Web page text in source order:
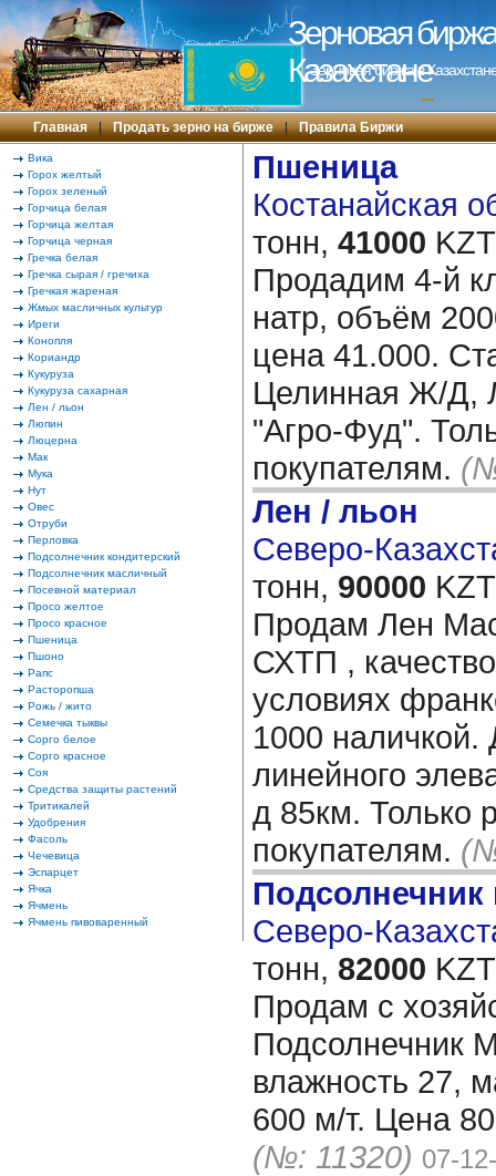
Зерновая
Казахстане
Зерновая биржа в
---
Главная | Продать зерно на бирже | Правила Биржи
Вика
Горох желтый
Горох зеленый
Горчица белая
Горчица желтая
Горчица черная
Гречка белая
Гречка сырая / гречиха
Гречкая жареная
Жмых масличных культур
Иреги
Конопля
Кориандр
Кукуруза
Кукуруза сахарная
Лен / льон
Люпин
Люцерна
Мак
Мука
Нут
Овес
Отруби
Перловка
Подсолнечник кондитерский
Подсолнечник масличный
Посевной материал
Просо желтое
Просо красное
Пшеница
Пшоно
Рапс
Расторопша
Рожь / жито
Семечка тыквы
Сорго белое
Сорго красное
Соя
Средства защиты растений
Тритикалей
Удобрения
Фасоль
Чечевица
Эспарцет
Ячка
Ячмень
Ячмень пивоваренный
Пшеница
Костанайская
тонн, 41000
Продадим 4-й
натр, объём
цена 41.000.
Целинная Ж/Д,
"Агро-Фуд".
покупателям.
Лен / льон
Северо-
тонн, 90000
Продам Лен
СХТП ,
условиях
1000
линейного
д 85км. Только
покупателям.
Северо-
тонн, 82000
Продам с
Подсолнечник
влажность 27,
600 м/т. Цена
(№: 11320) 07-